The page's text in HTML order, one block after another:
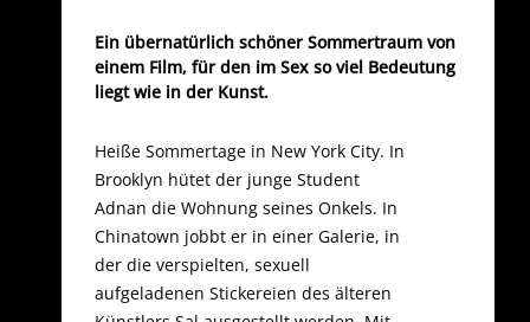
Ein übernatürlich schöner Sommertraum von
einem Film, für den im Sex so viel Bedeutung
liegt wie in der Kunst.
Heiße Sommertage in New York City. In
Brooklyn hütet der junge Student
Adnan die Wohnung seines Onkels. In
Chinatown jobbt er in einer Galerie, in
der die verspielten, sexuell
aufgeladenen Stickereien des älteren